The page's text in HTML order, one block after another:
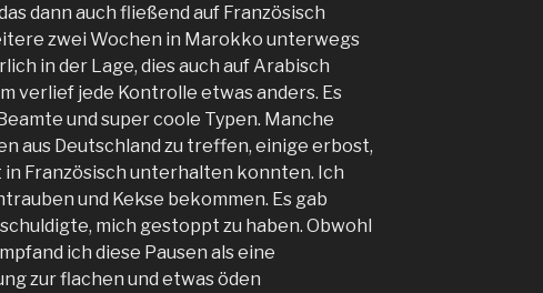
dann auch fließend auf Französisch
zwei Wochen in Marokko unterwegs
in der Lage, dies auch auf Arabisch
verlief jede Kontrolle etwas anders. Es
und super coole Typen. Manche
aus Deutschland zu treffen, einige erbost,
in Französisch unterhalten konnten. Ich
und Kekse bekommen. Es gab
mich gestoppt zu haben. Obwohl
ich diese Pausen als eine
zur flachen und etwas öden